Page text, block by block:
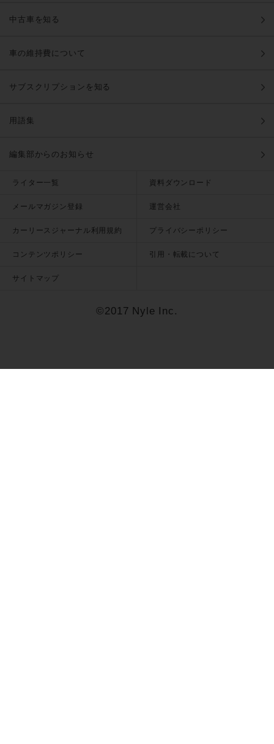
中古車を知る
車の維持費について
サブスクリプションを知る
用語集
編集部からのお知らせ
ライター一覧 資料ダウンロード
メールマガジン登録 運営会社
カーリースジャーナル利用規約 プライバシーポリシー
コンテンツポリシー 引用・転載について
サイトマップ
©2017 Nyle Inc.